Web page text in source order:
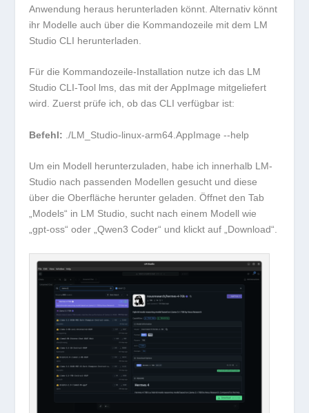
Anwendung heraus herunterladen könnt. Alternativ könnt
ihr Modelle auch über die Kommandozeile mit dem LM
Studio CLI herunterladen.
Für die Kommandozeile-Installation nutze ich das LM
Studio CLI-Tool lms, das mit der AppImage mitgeliefert
wird. Zuerst prüfe ich, ob das CLI verfügbar ist:
Befehl: ./LM_Studio-linux-arm64.AppImage --help
Um ein Modell herunterzuladen, habe ich innerhalb LM-
Studio nach passenden Modellen gesucht und diese
über die Oberfläche herunter geladen. Öffnet den Tab
„Models“ in LM Studio, sucht nach einem Modell wie
„gpt-oss“ oder „Qwen3 Coder“ und klickt auf „Download“.